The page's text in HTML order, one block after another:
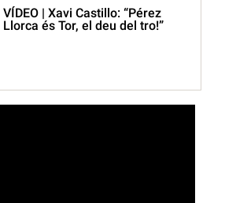
VÍDEO | Xavi Castillo: “Pérez
Llorca és Tor, el deu del tro!”